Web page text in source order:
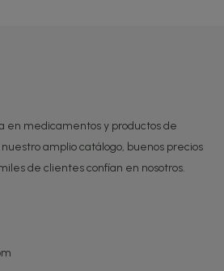
en medicamentos y productos de
amplio catálogo, buenos precios
de clientes confían en nosotros.